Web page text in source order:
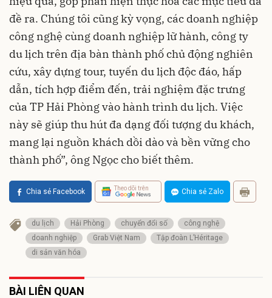
đề ra. Chúng tôi cũng kỳ vọng, các doanh nghiệp
công nghệ cùng doanh nghiệp lữ hành, công ty
du lịch trên địa bàn thành phố chủ động nghiên
cứu, xây dựng tour, tuyến du lịch độc đáo, hấp
dẫn, tích hợp điểm đến, trải nghiệm đặc trưng
của TP Hải Phòng vào hành trình du lịch. Việc
này sẽ giúp thu hút đa dạng đối tượng du khách,
mang lại nguồn khách dồi dào và bền vững cho
thành phố”, ông Ngọc cho biết thêm.
Chia sẻ Facebook Theo dõi trên Chia sẻ Zalo
du lịch Hải Phòng chuyển đổi số
công nghệ
doanh nghiệp
Grab Việt Nam
Tập đoàn L’Héritage
di sản văn hóa
BÀI LIÊN QUAN